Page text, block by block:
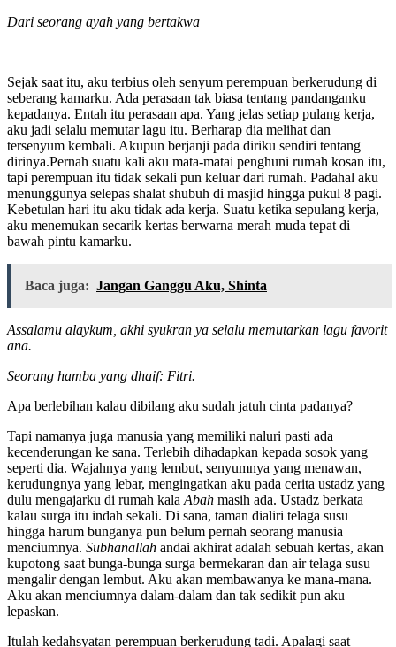
Dari seorang ayah yang bertakwa
Sejak saat itu, aku terbius oleh senyum perempuan berkerudung di
seberang kamarku. Ada perasaan tak biasa tentang pandanganku
kepadanya. Entah itu perasaan apa. Yang jelas setiap pulang kerja,
aku jadi selalu memutar lagu itu. Berharap dia melihat dan
tersenyum kembali. Akupun berjanji pada diriku sendiri tentang
dirinya.Pernah suatu kali aku mata-matai penghuni rumah kosan itu,
tapi perempuan itu tidak sekali pun keluar dari rumah. Padahal aku
menunggunya selepas shalat shubuh di masjid hingga pukul 8 pagi.
Kebetulan hari itu aku tidak ada kerja. Suatu ketika sepulang kerja,
aku menemukan secarik kertas berwarna merah muda tepat di
bawah pintu kamarku.
Baca juga: Jangan Ganggu Aku, Shinta
Assalamu alaykum, akhi syukran ya selalu memutarkan lagu favorit
ana.
Seorang hamba yang dhaif: Fitri.
Apa berlebihan kalau dibilang aku sudah jatuh cinta padanya?
Tapi namanya juga manusia yang memiliki naluri pasti ada
kecenderungan ke sana. Terlebih dihadapkan kepada sosok yang
seperti dia. Wajahnya yang lembut, senyumnya yang menawan,
kerudungnya yang lebar, mengingatkan aku pada cerita ustadz yang
dulu mengajarku di rumah kala Abah masih ada. Ustadz berkata
kalau surga itu indah sekali. Di sana, taman dialiri telaga susu
hingga harum bunganya pun belum pernah seorang manusia
menciumnya. Subhanallah andai akhirat adalah sebuah kertas, akan
kupotong saat bunga-bunga surga bermekaran dan air telaga susu
mengalir dengan lembut. Aku akan membawanya ke mana-mana.
Aku akan menciumnya dalam-dalam dan tak sedikit pun aku
lepaskan.
Itulah kedahsyatan perempuan berkerudung tadi. Apalagi saat